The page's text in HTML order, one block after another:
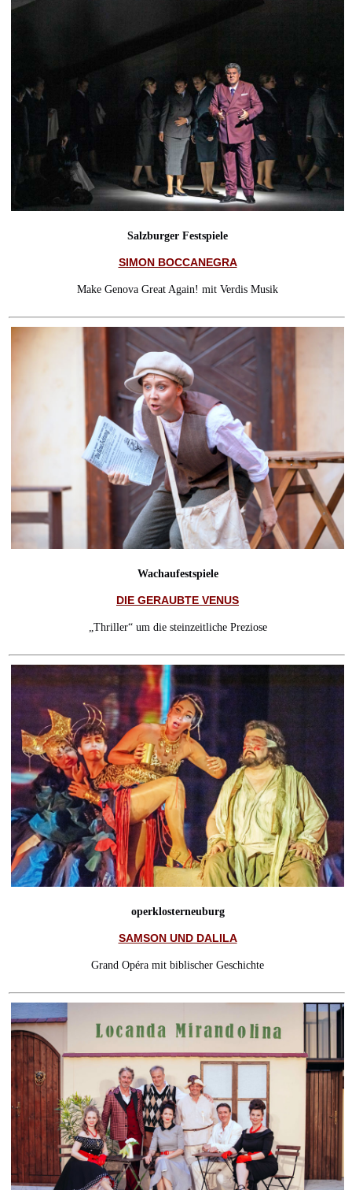
Salzburger Festspiele
SIMON BOCCANEGRA
Make Genova Great Again! mit Verdis Musik
Wachaufestspiele
DIE GERAUBTE VENUS
„Thriller“ um die steinzeitliche Preziose
operklosterneuburg
SAMSON UND DALILA
Grand Opéra mit biblischer Geschichte